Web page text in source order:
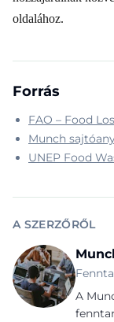
oldalához.
Forrás
FAO – Food
Munch
UNEP Food
A SZERZŐRŐL
A